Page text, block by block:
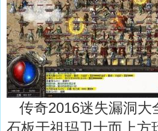
传奇2016迷失漏洞大
石板于祖玛卫士而上方